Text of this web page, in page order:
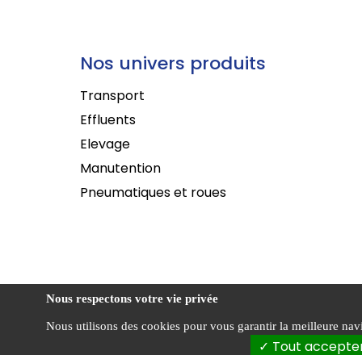
Nos univers produits
Transport
Effluents
Elevage
Manutention
Pneumatiques et roues
Agriest ©
vente
Nous respectons votre vie privée
Nous utilisons des cookies pour vous garantir la meilleure
Tout